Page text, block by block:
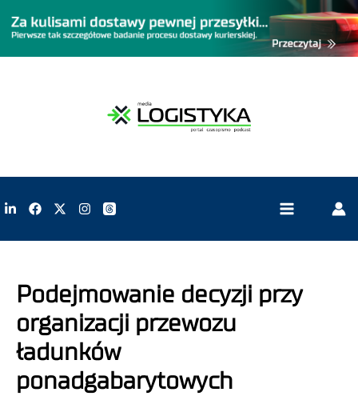
Podejmowanie decyzji przy
organizacji przewozu
ładunków
ponadgabarytowych